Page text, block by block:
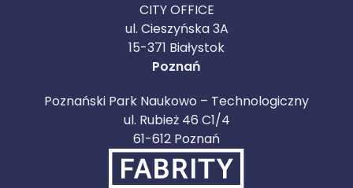
CITY OFFICE
ul. Cieszyńska 3A
15-371 Białystok
Poznań
Poznański Park Naukowo – Technologiczny
ul. Rubież 46 C1/4
61-612 Poznań